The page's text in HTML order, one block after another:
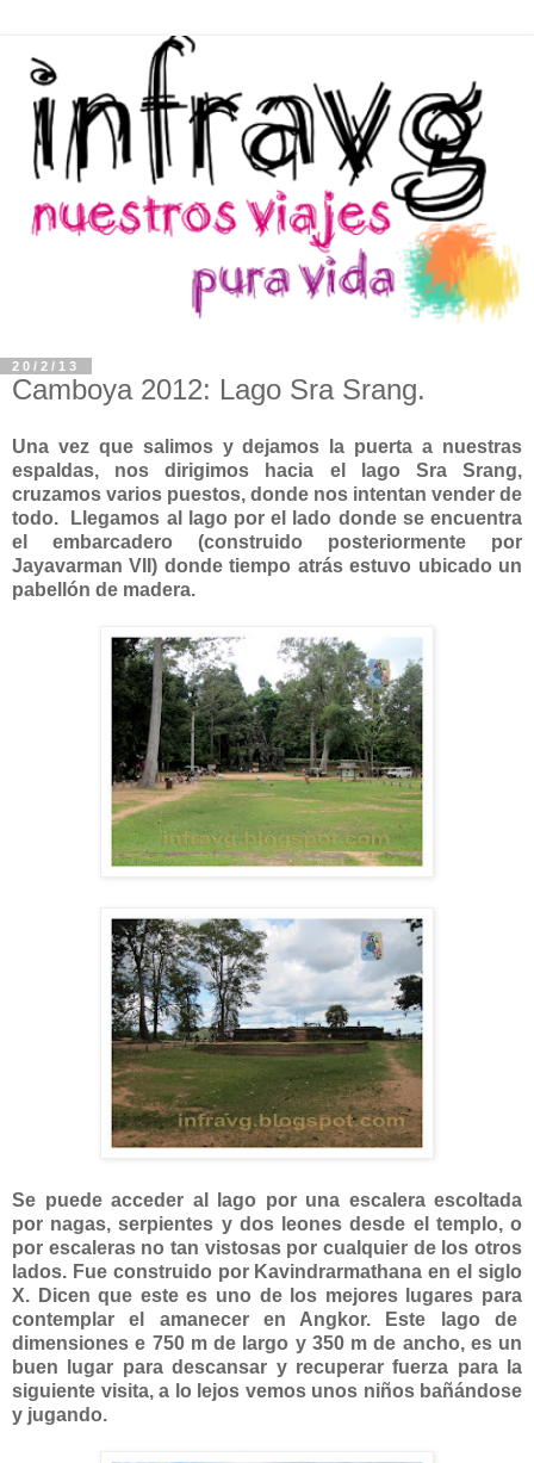
20/2/13
Camboya 2012: Lago Sra Srang.
Una vez que salimos y dejamos la puerta a nuestras
espaldas, nos dirigimos hacia el lago Sra Srang,
cruzamos varios puestos, donde nos intentan vender de
todo. Llegamos al lago por el lado donde se encuentra
el embarcadero (construido posteriormente por
Jayavarman VII) donde tiempo atrás estuvo ubicado un
pabellón de madera.
Se puede acceder al lago por una escalera escoltada
por nagas, serpientes y dos leones desde el templo, o
por escaleras no tan vistosas por cualquier de los otros
lados. Fue construido por Kavindrarmathana en el siglo
X. Dicen que este es uno de los mejores lugares para
contemplar el amanecer en Angkor. Este lago de
dimensiones e 750 m de largo y 350 m de ancho, es un
buen lugar para descansar y recuperar fuerza para la
siguiente visita, a lo lejos vemos unos niños bañándose
y jugando.